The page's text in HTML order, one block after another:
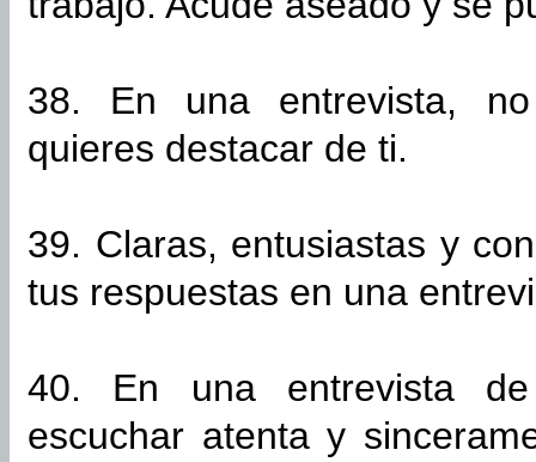
38. En una entrevista,
quieres destacar de ti.
39. Claras, entusiastas y
tus respuestas en una
40. En una entrevista
escuchar atenta y